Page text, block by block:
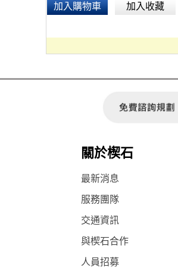
加入購物車 加入收藏
關於楔石
最新消息
服務團隊
交通資訊
與楔石合作
人員招募